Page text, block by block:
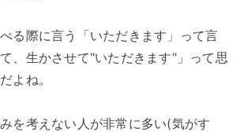
る際に言う「いただきます」って言
、生かさせて"いただきます"」って思
よね。
を考えない人が非常に多い(気がす